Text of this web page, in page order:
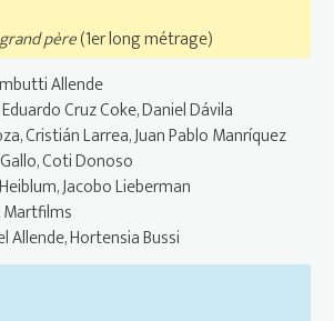
père(1er long métrage)
Allende
Cruz Coke, Daniel Dávila
Cristián Larrea, Juan Pablo Manríquez
Coti Donoso
Jacobo Lieberman
Martfilms
Allende, Hortensia Bussi